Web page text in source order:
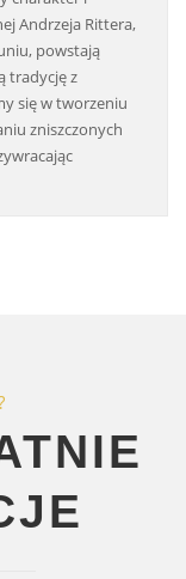
Andrzeja Rittera,
powstają
tradycję z
się w tworzeniu
zniszczonych